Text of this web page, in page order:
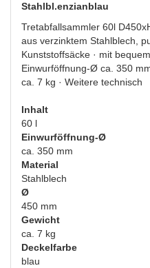
Stahlbl.enzianblau
Tretabfallsammler 60l
aus verzinktem Stahlblech,
Kunststoffsäcke · mit
Einwurföffnung-Ø ca. 350
ca. 7 kg · Weitere technisch
Inhalt
60 l
Einwurföffnung-Ø
ca. 350 mm
Material
Stahlblech
Ø
450 mm
Gewicht
ca. 7 kg
Deckelfarbe
blau